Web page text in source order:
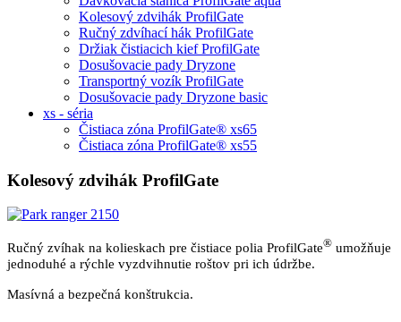
Kolesový zdvihák ProfilGate
Ručný zdvíhací hák ProfilGate
Držiak čistiacich kief ProfilGate
Dosušovacie pady Dryzone
Transportný vozík ProfilGate
Dosušovacie pady Dryzone basic
xs - séria
Čistiaca zóna ProfilGate® xs65
Čistiaca zóna ProfilGate® xs55
Kolesový zdvihák ProfilGate
Ručný zvíhak na kolieskach pre čistiace polia ProfilGate® umožňuje
jednoduhé a rýchle vyzdvihnutie roštov pri ich údržbe.
Masívná a bezpečná konštrukcia.